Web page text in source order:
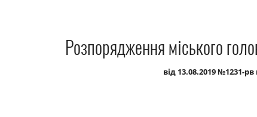
Розпорядження міського
від 13.08.2019 №1231-